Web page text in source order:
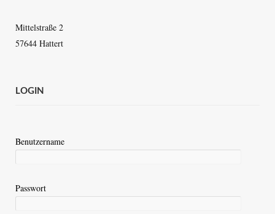
Mittelstraße 2
57644 Hattert
LOGIN
Benutzername
Passwort